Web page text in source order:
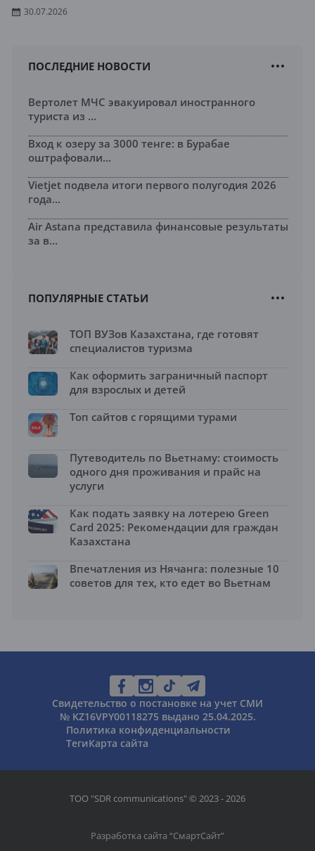
30.07.2026
ПОСЛЕДНИЕ НОВОСТИ
Вертолет МЧС эвакуировал иностранного
туриста из ...
Вход к озеру за 3000 тенге: в Бурабае
оштрафовали...
Vietjet подвела итоги первого полугодия 2026
года...
Air Astana представила финансовые результаты
за в...
ПОПУЛЯРНЫЕ СТАТЬИ
ТОП ВУЗов Казахстана, где готовят
специалистов туризма
Как оформить заграничный паспорт
для взрослых и детей
Топ сайтов с горящими турами
Путеводитель по Вьетнаму: стоимость
одного дня проживания и прайс на
услуги
Как подать заявку на лотерею Green
Card 2025: Рекомендации для граждан
Казахстана
Впечатления из Нячанга: полезные 10
советов для тех, кто едет во Вьетнам
Свидетельство о постановке на учет СМИ
№ KZ16VPY00118275 выдано 25.04.2025.
Политика конфиденциальности
ТегиКарта сайта
ТОО "SDR communications" © 2023 - 2026
Разработка сайта “СмартСайт”